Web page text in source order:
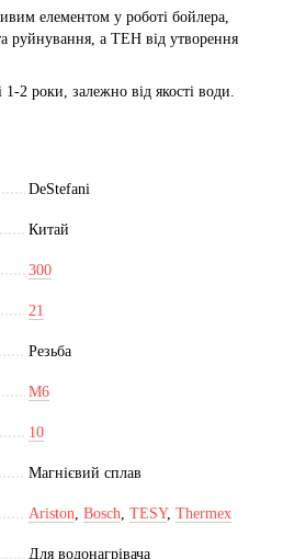
елементом у роботі бойлера,
руйнування, а ТЕН від утворення
2 роки, залежно від якості води.
DeStefani
Китай
300
21
Резьба
M6
10
Магнієвий сплав
Ariston Bosch TESY, Thermex
Для водонагрівача